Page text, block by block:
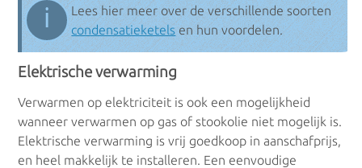
ℹ
Lees hier meer over de verschillende soorten
condensatieketelsen hun voordelen.
Elektrische verwarming
Verwarmen op elektriciteit is ook een mogelijkheid
wanneer verwarmen op gas of stookolie niet mogelijk is.
Elektrische verwarming is vrij goedkoop in aanschafprijs,
en heel makkelijk te installeren. Een eenvoudige